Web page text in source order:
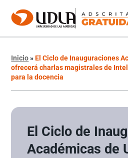
Inicio»El Ciclo de Inauguraciones
ofrecerá charlas magistrales de
para la docencia
El Ciclo de
Académicas de